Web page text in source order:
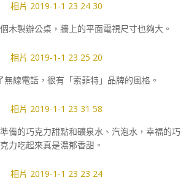
木製辦公桌，牆上的平面電視尺寸也夠大。
無線電話，很有「索菲特」品牌的風格。
備的巧克力甜點和礦泉水、汽泡水，幸福的巧
克力吃起來真是濃郁香甜。